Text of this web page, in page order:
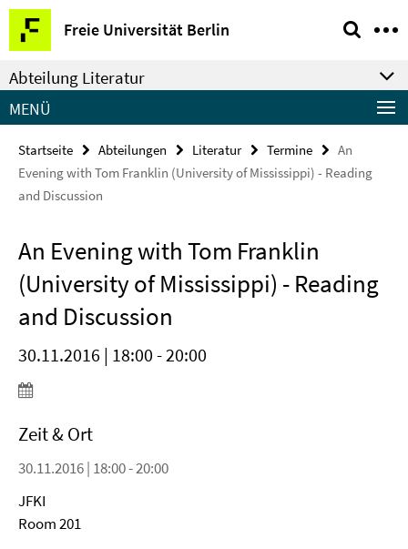
Springe
direkt
zu
Inhalt
Freie Universität Berlin
Service-
Navigation
Abteilung Literatur
MENÜ
Startseite Abteilungen Literatur Termine
An
Evening with Tom Franklin (University of Mississippi) - Reading
and Discussion
An Evening with Tom Franklin
(University of Mississippi) - Reading
and Discussion
30.11.2016 | 18:00 - 20:00
Zeit & Ort
30.11.2016 | 18:00 - 20:00
JFKI
Room 201